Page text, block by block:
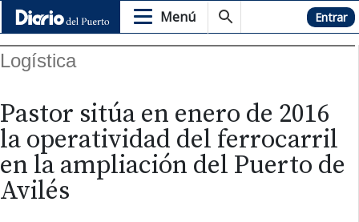
Menú Hemeroteca Entrar
Logística
Pastor sitúa en enero de 2016
la operatividad del ferrocarril
en la ampliación del Puerto de
Avilés